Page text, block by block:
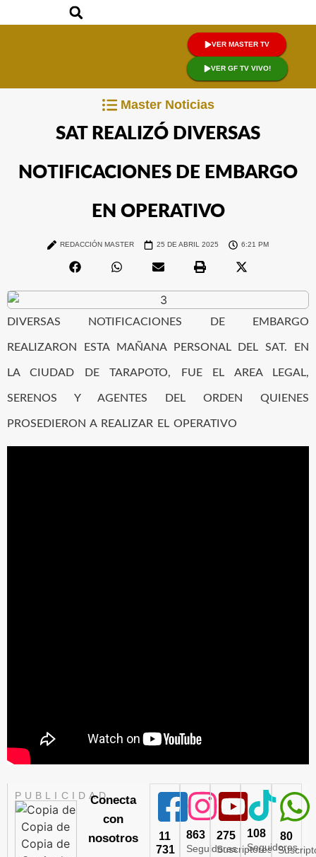
VER MASTER TV
VER GF TV VIVO!
Master Noticias
SAT REALIZÓ DIVERSAS
NOTIFICACIONES DE EMBARGO
EN OPERATIVO
REDACCIÓN MASTER 25 DE ABRIL 2025 6:21 PM
DIVERSAS NOTIFICACIONES DE EMBARGO
REALIZARON ESTA MAÑANA PERSONAL DEL SAT. EN
LA CIUDAD DE TARAPOTO, FUE EL AREA LEGAL,
SERENOS Y AGENTES DEL ORDEN QUIENES
PROSEDIERON A REALIZAR EL OPERATIVO
PUBLICIDADConecta
con
nosotros
11
731
863
Seguidores
275
Suscriptores
108
Seguidores
80